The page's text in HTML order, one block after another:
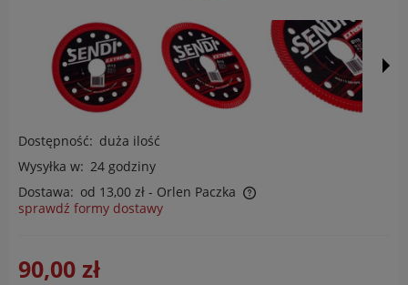
Dostępność: duża ilość
Wysyłka w: 24 godziny
Dostawa: od 13,00 zł - Orlen Paczka
Cena nie zawiera ewentualnych kosztów płatności
sprawdź formy dostawy
90,00 zł